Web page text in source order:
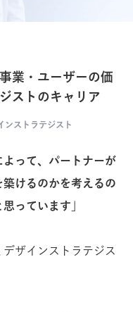
業・ユーザーの価
ストのキャリア
ンストラテジスト
よって、パートナーが
けるのかを考えるの
っています」
ザインストラテジス